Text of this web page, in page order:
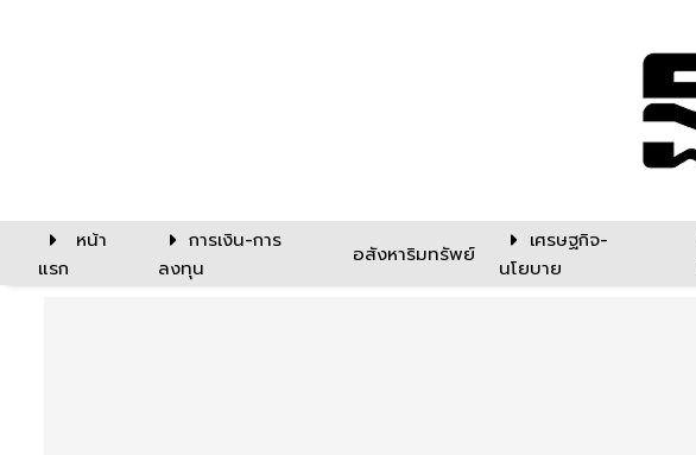
หน้า
แรก
การเงิน-การ
ลงทุน
อสังหาริมทรัพย์
เศรษฐกิจ-
นโยบาย